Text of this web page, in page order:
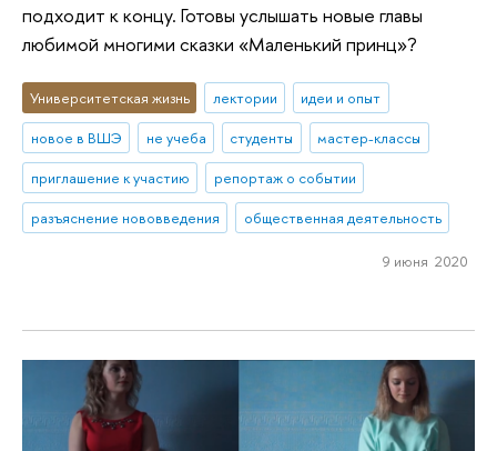
подходит к концу. Готовы услышать новые главы
любимой многими сказки «Маленький принц»?
Университетская жизнь лектории
идеи и опыт
новое в ВШЭ
не учеба студенты
мастер-классы
приглашение к участию
репортаж о событии
разъяснение нововведения
общественная деятельность
9 июня 2020